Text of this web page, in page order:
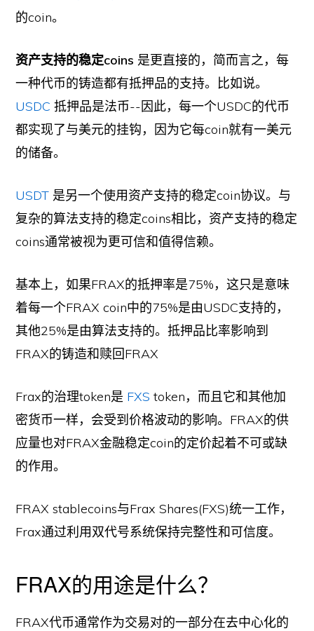
的coin。
资产支持的稳定coins 是更直接的，简而言之，每
一种代币的铸造都有抵押品的支持。比如说。
USDC 抵押品是法币--因此，每一个USDC的代币
都实现了与美元的挂钩，因为它每coin就有一美元
的储备。
USDT 是另一个使用资产支持的稳定coin协议。与
复杂的算法支持的稳定coins相比，资产支持的稳定
coins通常被视为更可信和值得信赖。
基本上，如果FRAX的抵押率是75%，这只是意味
着每一个FRAX coin中的75%是由USDC支持的，
其他25%是由算法支持的。抵押品比率影响到
FRAX的铸造和赎回FRAX
Frax的治理token是 FXS token，而且它和其他加
密货币一样，会受到价格波动的影响。FRAX的供
应量也对FRAX金融稳定coin的定价起着不可或缺
的作用。
FRAX stablecoins与Frax Shares(FXS)统一工作，
Frax通过利用双代号系统保持完整性和可信度。
FRAX的用途是什么？
FRAX代币通常作为交易对的一部分在去中心化的